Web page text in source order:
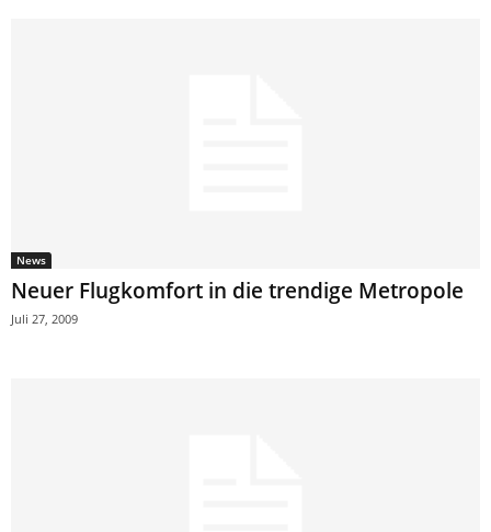
News
Neuer Flugkomfort in die trendige Metropole
Juli 27, 2009